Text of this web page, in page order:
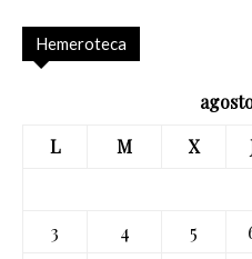
Hemeroteca
L
M X
3
4 5